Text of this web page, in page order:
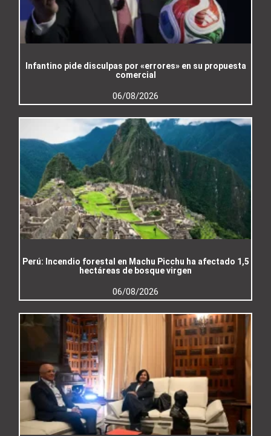
Infantino pide disculpas por «errores» en su propuesta
comercial
06/08/2026
Perú: Incendio forestal en Machu Picchu ha afectado 1,5
hectáreas de bosque virgen
06/08/2026